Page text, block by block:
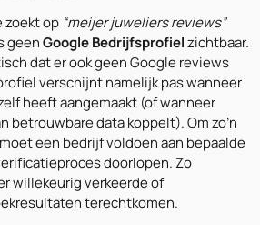
zoekt op “meijer juweliers reviews”
geenGoogle Bedrijfsprofielzichtbaar.
dat er ook geen Google reviews
verschijnt namelijk pas wanneer
heeft aangemaakt (of wanneer
betrouwbare data koppelt). Om zo’n
een bedrijf voldoen aan bepaalde
doorlopen. Zo
willekeurig verkeerde of
terechtkomen.